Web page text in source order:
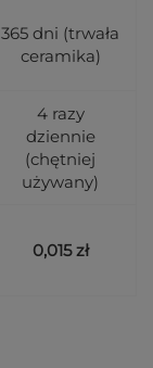
365 dni (trwała
ceramika)
4 razy
dziennie
(chętniej
używany)
0,015 zł